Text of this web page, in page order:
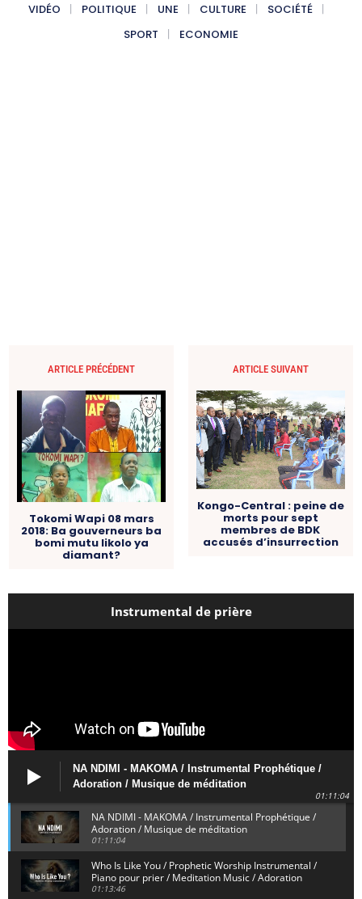
VIDÉO POLITIQUE UNE CULTURE
SOCIÉTÉ
SPORT
ECONOMIE
ARTICLE PRÉCÉDENT
Tokomi Wapi 08 mars
2018: Ba gouverneurs ba
bomi mutu likolo ya
diamant?
ARTICLE SUIVANT
Kongo-Central : peine de
morts pour sept
membres de BDK
accusés d’insurrection
Instrumental de prière
NA NDIMI - MAKOMA / Instrumental Prophétique /
Adoration / Musique de méditation
01:11:04
NA NDIMI - MAKOMA / Instrumental Prophétique /
Adoration / Musique de méditation
01:11:04
Who Is Like You / Prophetic Worship Instrumental /
Piano pour prier / Meditation Music / Adoration
01:13:46